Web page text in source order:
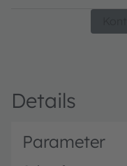
Details
Parameter